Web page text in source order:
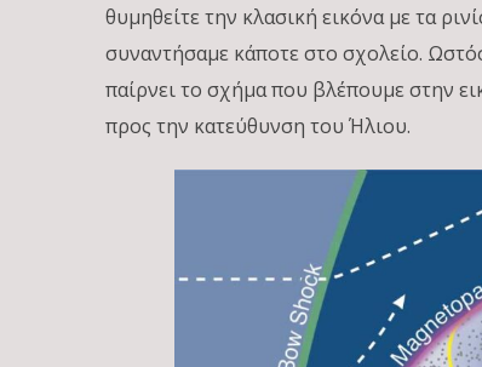
θυμηθείτε την κλασική εικόνα με τα
συναντήσαμε κάποτε στο σχολείο.
παίρνει το σχήμα που βλέπουμε στην
προς την κατεύθυνση του Ήλιου.